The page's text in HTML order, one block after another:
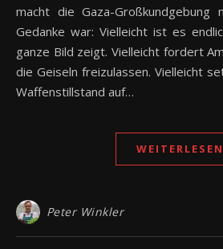
macht die Gaza-Großkundgebung
Gedanke war: Vielleicht ist es
ganze Bild zeigt. Vielleicht fordert
die Geiseln freizulassen. Vielleicht
Waffenstillstand auf…
WEITERLESEN
Peter Winkler